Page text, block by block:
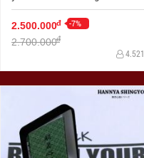
2.500.000đ -7%
2.700.000đ
4.521